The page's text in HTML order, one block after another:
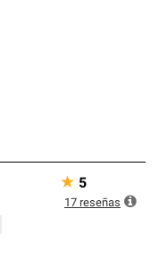
★ 5
17 reseñas